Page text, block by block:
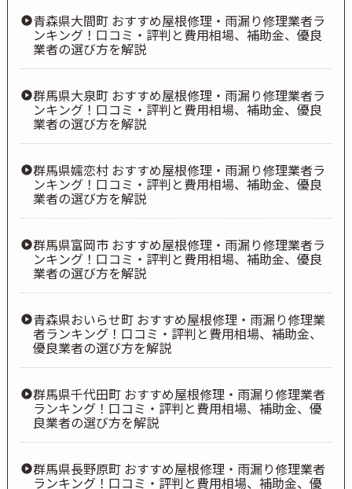
青森県大間町 おすすめ屋根修理・雨漏り修理業者ラ
ンキング！口コミ・評判と費用相場、補助金、優良
業者の選び方を解説
群馬県大泉町 おすすめ屋根修理・雨漏り修理業者ラ
ンキング！口コミ・評判と費用相場、補助金、優良
業者の選び方を解説
群馬県嬬恋村 おすすめ屋根修理・雨漏り修理業者ラ
ンキング！口コミ・評判と費用相場、補助金、優良
業者の選び方を解説
群馬県富岡市 おすすめ屋根修理・雨漏り修理業者ラ
ンキング！口コミ・評判と費用相場、補助金、優良
業者の選び方を解説
青森県おいらせ町 おすすめ屋根修理・雨漏り修理業
者ランキング！口コミ・評判と費用相場、補助金、
優良業者の選び方を解説
群馬県千代田町 おすすめ屋根修理・雨漏り修理業者
ランキング！口コミ・評判と費用相場、補助金、優
良業者の選び方を解説
群馬県長野原町 おすすめ屋根修理・雨漏り修理業者
ランキング！口コミ・評判と費用相場、補助金、優